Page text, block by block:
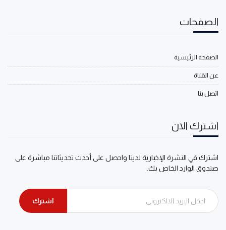
الصفحات
الصفحة الرئيسية
عن القناة
اتصل بنا
اشترك الان
اشترك في النشرة الإخبارية لدينا واحصل على أحدث تحديثاتنا مباشرة على
صندوق الوارد الخاص بك.
اشترك